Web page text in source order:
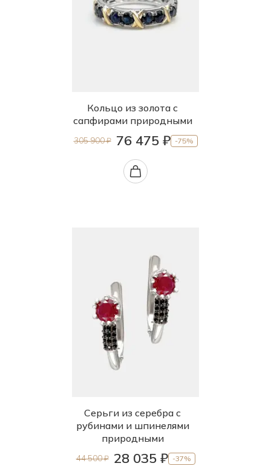
Кольцо из золота с
сапфирами природными
305 900 ₽ 76 475 ₽ -75%
Серьги из серебра с
рубинами и шпинелями
природными
44 500 ₽ 28 035 ₽ -37%